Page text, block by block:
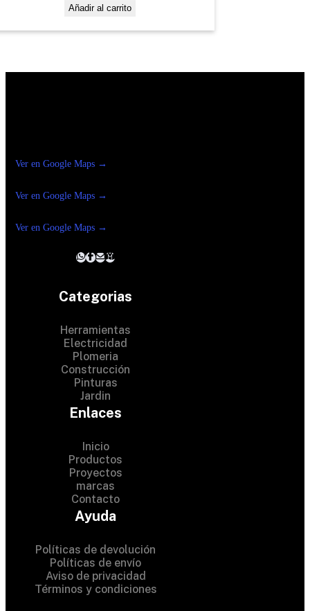
Añadir al carrito
Ver en Google Maps →
Ver en Google Maps →
Ver en Google Maps →
Categorias
Herramientas
Electricidad
Plomeria
Construcción
Pinturas
Jardin
Enlaces
Inicio
Productos
Proyectos
marcas
Contacto
Ayuda
Políticas de devolución
Políticas de envío
Aviso de privacidad
Términos y condiciones